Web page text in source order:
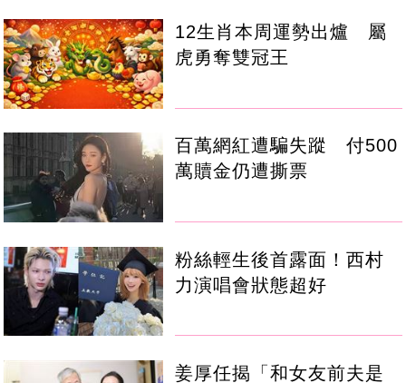
12生肖本周運勢出爐 屬
虎勇奪雙冠王
百萬網紅遭騙失蹤 付500
萬贖金仍遭撕票
粉絲輕生後首露面！西村
力演唱會狀態超好
姜厚任揭「和女友前夫是